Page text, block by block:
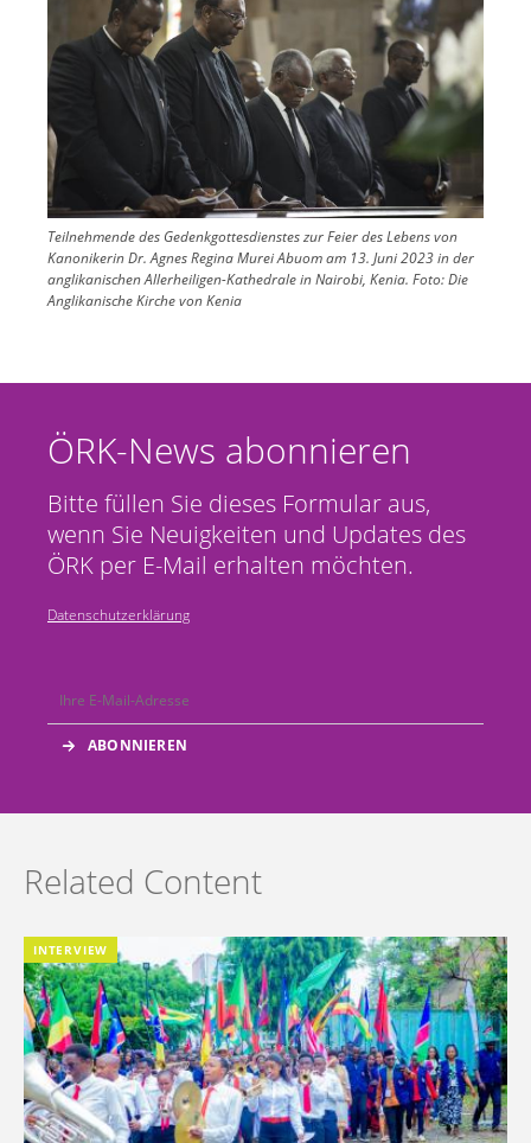
Teilnehmende des Gedenkgottesdienstes zur Feier des Lebens von
Kanonikerin Dr. Agnes Regina Murei Abuom am 13. Juni 2023 in der
anglikanischen Allerheiligen-Kathedrale in Nairobi, Kenia. Foto:Die
Anglikanische Kirche von Kenia
ÖRK-News abonnieren
Bitte füllen Sie dieses Formular aus,
wenn Sie Neuigkeiten und Updates des
ÖRK per E-Mail erhalten möchten.
Datenschutzerklärung
Related Content
INTERVIEW